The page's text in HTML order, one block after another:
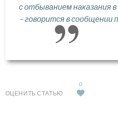
с отбыванием наказания в
– говорится в
ОЦЕНИТЬ СТАТЬЮ
0